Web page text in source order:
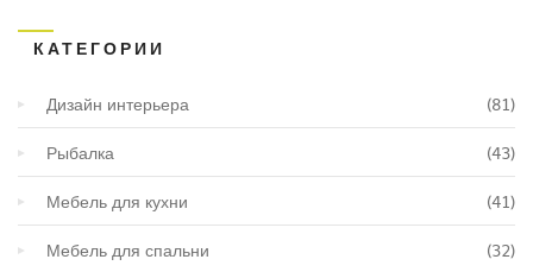
КАТЕГОРИИ
Дизайн интерьера (81)
Рыбалка (43)
Мебель для кухни (41)
Мебель для спальни (32)